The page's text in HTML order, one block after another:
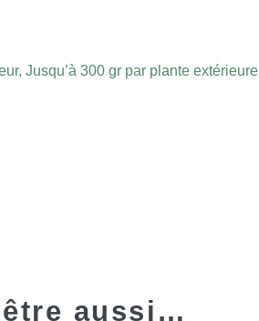
Jusqu’à 300 gr par plante extérieure
aussi…